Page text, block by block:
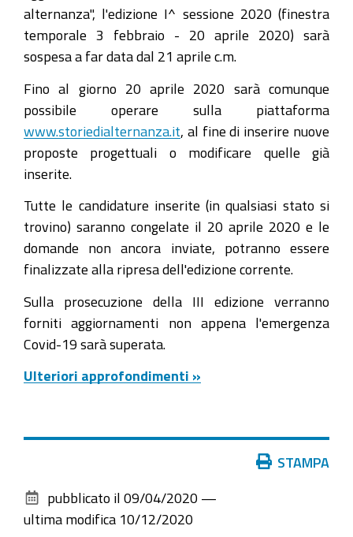
alternanza", l'edizione I^ sessione 2020 (finestra
temporale 3 febbraio - 20 aprile 2020) sarà
sospesa a far data dal 21 aprile c.m.
Fino al giorno 20 aprile 2020 sarà comunque
possibile operare sulla piattaforma
www.storiedialternanza.it , al fine di inserire nuove
proposte progettuali o modificare quelle già
inserite.
Tutte le candidature inserite (in qualsiasi stato si
trovino) saranno congelate il 20 aprile 2020 e le
domande non ancora inviate, potranno essere
finalizzate alla ripresa dell'edizione corrente.
Sulla prosecuzione della III edizione verranno
forniti aggiornamenti non appena l'emergenza
Covid-19 sarà superata.
Ulteriori approfondimenti »
documento
STAMPA
pubblicato il 09/04/2020 —
ultima modifica 10/12/2020